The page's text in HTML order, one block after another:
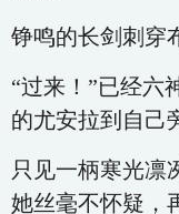
铮鸣的长剑刺穿
“过来！”已经六
的尤安拉到自己
只见一柄寒光凛
她丝毫不怀疑，